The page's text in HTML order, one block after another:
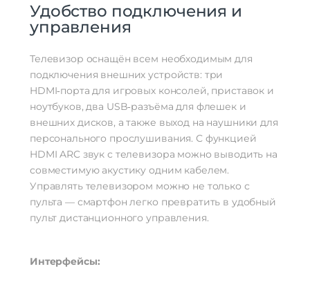
Удобство подключения и
управления
Телевизор оснащён всем необходимым для
подключения внешних устройств: три
HDMI‑порта для игровых консолей, приставок и
ноутбуков, два USB‑разъёма для флешек и
внешних дисков, а также выход на наушники для
персонального прослушивания. С функцией
HDMI ARC звук с телевизора можно выводить на
совместимую акустику одним кабелем.
Управлять телевизором можно не только с
пульта — смартфон легко превратить в удобный
пульт дистанционного управления.
Интерфейсы: